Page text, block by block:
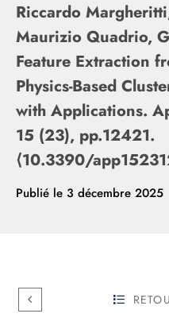
Riccardo
Maurizio Quadrio,
Feature Extraction
Physics-Based
with Applications.
15 (23), pp.12421.
⟨10.3390/
Publié le 3 décembre 2025